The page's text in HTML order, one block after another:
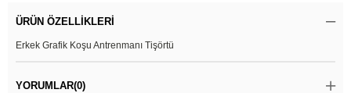
ÜRÜN ÖZELLIKLERI
Erkek Grafik Koşu Antrenmanı Tişörtü
YORUMLAR(0)